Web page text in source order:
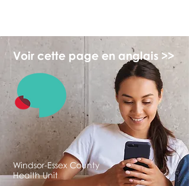
Voir cette page en anglais >>
Windsor-Essex County
Health Unit